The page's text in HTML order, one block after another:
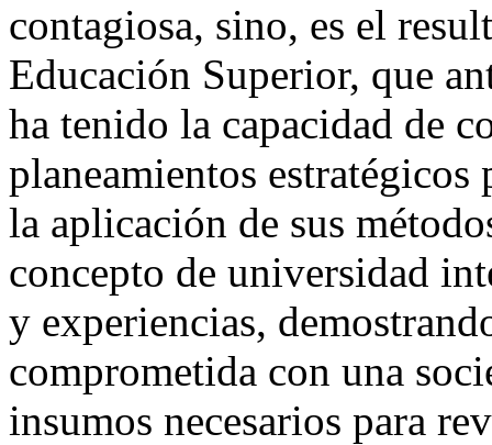
contagiosa, sino, es el
Educación Superior, que
ha tenido la capacidad de
planeamientos
la aplicación de sus
concepto de universidad
y experiencias,
comprometida con una
insumos necesarios para